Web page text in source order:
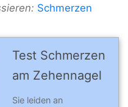
Schmerzen
Test Schmer­zen
am Zehennagel
Sie leiden an